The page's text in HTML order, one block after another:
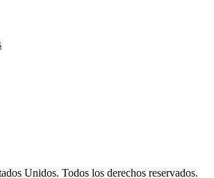
Unidos. Todos los derechos reservados.